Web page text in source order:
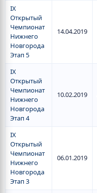
IX
Открытый
Чемпионат
Нижнего
Новгорода
Этап 5
14.04.2019
IX
Открытый
Чемпионат
Нижнего
Новгорода
Этап 4
10.02.2019
IX
Открытый
Чемпионат
Нижнего
Новгорода
Этап 3
06.01.2019